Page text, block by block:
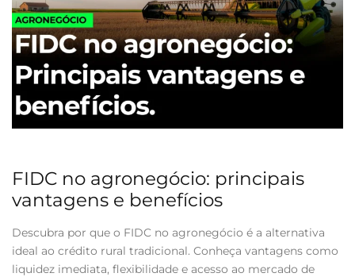
FIDC no agronegócio: principais
vantagens e benefícios
Descubra por que o FIDC no agronegócio é a alternativa
ideal ao crédito rural tradicional. Conheça vantagens como
liquidez imediata, flexibilidade e acesso ao mercado de